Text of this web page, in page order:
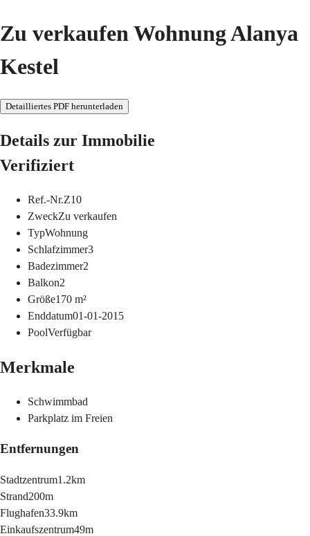
Zu verkaufen Wohnung Alanya
Kestel
Detailliertes PDF herunterladen
Details zur Immobilie
Verifiziert
Ref.-Nr.Z10
ZweckZu verkaufen
TypWohnung
Schlafzimmer3
Badezimmer2
Balkon2
Größe170 m²
Enddatum01-01-2015
PoolVerfügbar
Merkmale
Schwimmbad
Parkplatz im Freien
Entfernungen
Stadtzentrum1.2km
Strand200m
Flughafen33.9km
Einkaufszentrum49m